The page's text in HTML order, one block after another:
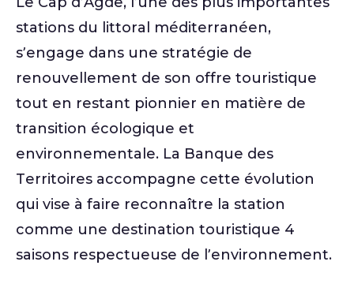
stations du littoral méditerranéen,
s’engage dans une stratégie de
renouvellement de son offre touristique
tout en restant pionnier en matière de
transition écologique et
environnementale. La Banque des
Territoires accompagne cette évolution
qui vise à faire reconnaître la station
comme une destination touristique 4
saisons respectueuse de l’environnement.